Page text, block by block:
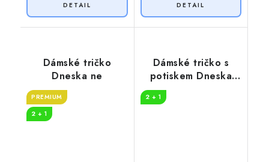
Dámské tričko
Dneska ne
PREMIUM
2 + 1
Dámské tričko s
potiskem Dneska
2 + 1